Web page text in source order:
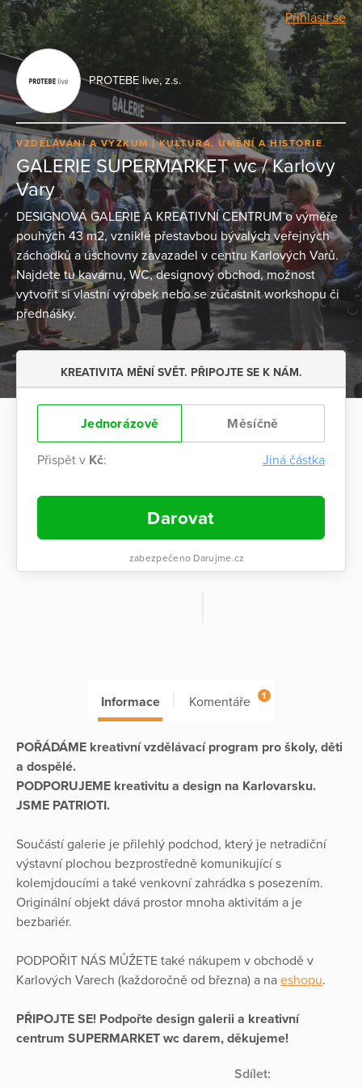
Přihlásit se
PROTEBE live, z.s.
VZDĚLÁVÁNÍ A VÝZKUM KULTURA, UMĚNÍ A HISTORIE
GALERIE SUPERMARKET wc / Karlovy
Vary
DESIGNOVÁ GALERIE A KREATIVNÍ CENTRUM o výměře
pouhých 43 m2, vzniklé přestavbou bývalých veřejných
záchodků a úschovny zavazadel v centru Karlových Varů.
Najdete tu kavárnu, WC, designový obchod, možnost
vytvořit si vlastní výrobek nebo se zúčastnit workshopu či
přednášky.
KREATIVITA MĚNÍ SVĚT. PŘIPOJTE SE K NÁM.
Jednorázově Měsíčně
Přispět v Kč: Jiná částka
Darovat
zabezpečeno Darujme.cz
Informace Komentáře 1
POŘÁDÁME kreativní vzdělávací program pro školy, děti
a dospělé.
PODPORUJEME kreativitu a design na Karlovarsku.
JSME PATRIOTI.
Součástí galerie je přilehlý podchod, který je netradiční
výstavní plochou bezprostředně komunikující s
kolemjdoucími a také venkovní zahrádka s posezením.
Originální objekt dává prostor mnoha aktivitám a je
bezbariér.
PODPOŘIT NÁS MŮŽETE také nákupem v obchodě v
Karlových Varech (každoročně od března) a na eshopu.
PŘIPOJTE SE! Podpořte design galerii a kreativní
centrum SUPERMARKET wc darem, děkujeme!
Sdílet: